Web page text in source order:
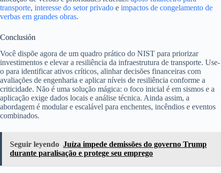
transporte, interesse do setor privado e impactos de congelamento de
verbas em grandes obras.
Conclusión
Você dispõe agora de um quadro prático do NIST para priorizar
investimentos e elevar a resiliência da infraestrutura de transporte. Use-
o para identificar ativos críticos, alinhar decisões financeiras com
avaliações de engenharia e aplicar níveis de resiliência conforme a
criticidade. Não é uma solução mágica: o foco inicial é em sismos e a
aplicação exige dados locais e análise técnica. Ainda assim, a
abordagem é modular e escalável para enchentes, incêndios e eventos
combinados.
Seguir leyendo Juíza impede demissões do governo Trump
durante paralisação e protege seu emprego